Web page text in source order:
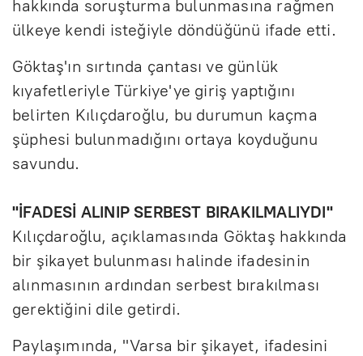
hakkında soruşturma bulunmasına rağmen
ülkeye kendi isteğiyle döndüğünü ifade etti.
Göktaş'ın sırtında çantası ve günlük
kıyafetleriyle Türkiye'ye giriş yaptığını
belirten Kılıçdaroğlu, bu durumun kaçma
şüphesi bulunmadığını ortaya koyduğunu
savundu.
"İFADESİ ALINIP SERBEST BIRAKILMALIYDI"
Kılıçdaroğlu, açıklamasında Göktaş hakkında
bir şikayet bulunması halinde ifadesinin
alınmasının ardından serbest bırakılması
gerektiğini dile getirdi.
Paylaşımında, "Varsa bir şikayet, ifadesini